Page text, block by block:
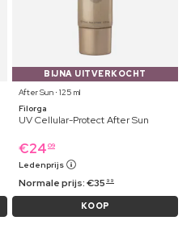
BIJNA UITVERKOCHT
After Sun ⋅ 125 ml
Filorga
UV Cellular-Protect After Sun
€24 09
Ledenprijs
Normale prijs:€35 99
KOOP